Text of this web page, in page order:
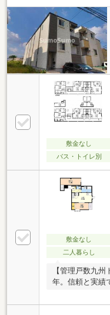
敷金なし
バス・トイレ別
敷金なし
二人暮らし
【管理戸数九
年。信頼と実績